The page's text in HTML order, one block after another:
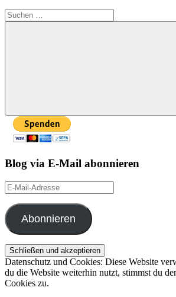
Suchen
nach:
Suchen
Blog via E-Mail abonnieren
E-
Mail-
Adresse
Abonnieren
Datenschutz und Cookies: Diese Website
du die Website weiterhin nutzt, stimmst du
Cookies zu.